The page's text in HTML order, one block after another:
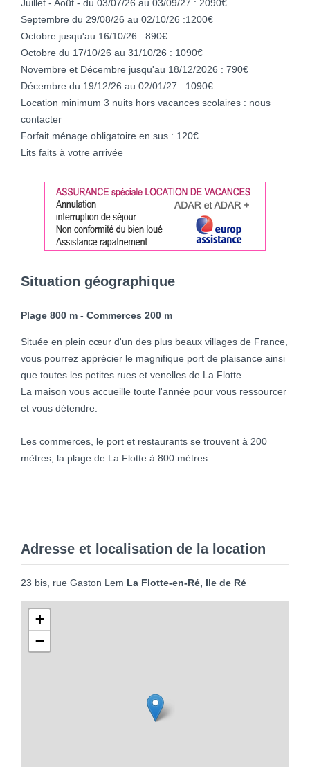
Juillet - Août - du 03/07/26 au 03/09/27 : 2090€
Septembre du 29/08/26 au 02/10/26 :1200€
Octobre jusqu'au 16/10/26 : 890€
Octobre du 17/10/26 au 31/10/26 : 1090€
Novembre et Décembre jusqu'au 18/12/2026 : 790€
Décembre du 19/12/26 au 02/01/27 : 1090€
Location minimum 3 nuits hors vacances scolaires : nous
contacter
Forfait ménage obligatoire en sus : 120€
Lits faits à votre arrivée
Situation géographique
Plage 800 m - Commerces 200 m
Située en plein cœur d'un des plus beaux villages de France,
vous pourrez apprécier le magnifique port de plaisance ainsi
que toutes les petites rues et venelles de La Flotte.
La maison vous accueille toute l'année pour vous ressourcer
et vous détendre.
Les commerces, le port et restaurants se trouvent à 200
mètres, la plage de La Flotte à 800 mètres.
Adresse et localisation de la location
23 bis, rue Gaston Lem La Flotte-en-Ré, Ile de Ré
+
−